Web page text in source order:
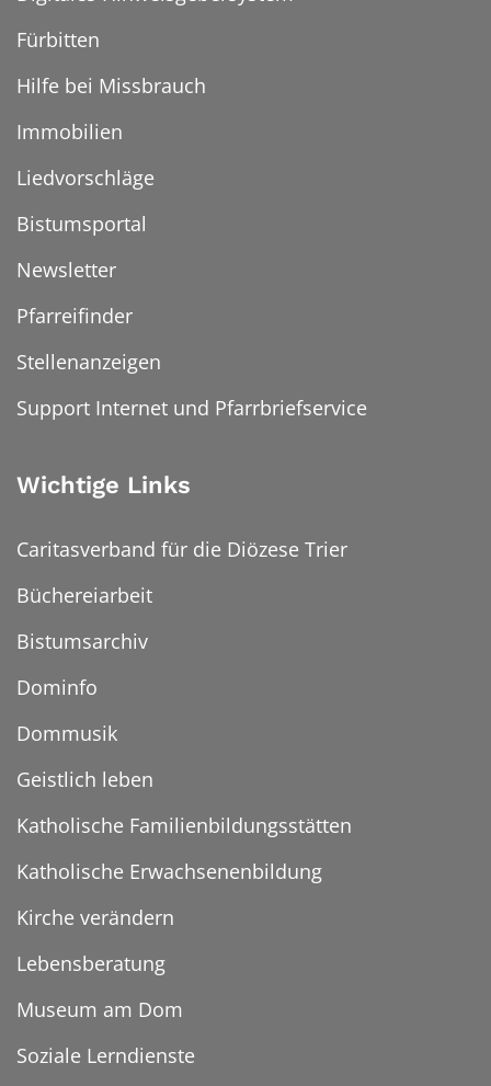
Fürbitten
Hilfe bei Missbrauch
Immobilien
Liedvorschläge
Bistumsportal
Newsletter
Pfarreifinder
Stellenanzeigen
Support Internet und Pfarrbriefservice
Wichtige Links
Caritasverband für die Diözese Trier
Büchereiarbeit
Bistumsarchiv
Dominfo
Dommusik
Geistlich leben
Katholische Familienbildungsstätten
Katholische Erwachsenenbildung
Kirche verändern
Lebensberatung
Museum am Dom
Soziale Lerndienste